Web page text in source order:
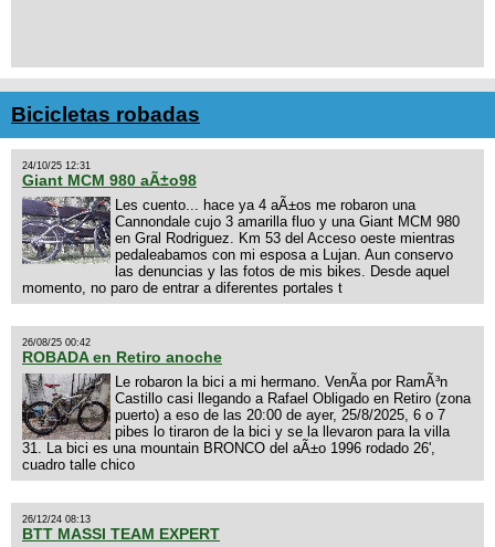
Bicicletas robadas
24/10/25 12:31
Giant MCM 980 aÃ±o98
Les cuento... hace ya 4 aÃ±os me robaron una
Cannondale cujo 3 amarilla fluo y una Giant MCM 980
en Gral Rodriguez. Km 53 del Acceso oeste mientras
pedaleabamos con mi esposa a Lujan. Aun conservo
las denuncias y las fotos de mis bikes. Desde aquel
momento, no paro de entrar a diferentes portales t
26/08/25 00:42
ROBADA en Retiro anoche
Le robaron la bici a mi hermano. VenÃ­a por RamÃ³n
Castillo casi llegando a Rafael Obligado en Retiro (zona
puerto) a eso de las 20:00 de ayer, 25/8/2025, 6 o 7
pibes lo tiraron de la bici y se la llevaron para la villa
31. La bici es una mountain BRONCO del aÃ±o 1996 rodado 26',
cuadro talle chico
26/12/24 08:13
BTT MASSI TEAM EXPERT